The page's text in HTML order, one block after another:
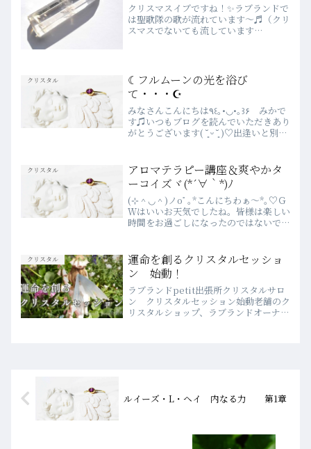
クリスマスイブですね！✨ラブランドで
は聖歌隊の歌が流れています～♬（クリ
スマスでないても流しています
レムリアンシードのお話です⛄レム...
クリスタル
☾フルムーンの光を浴び
て・・・☪
みなさんこんにちは٩꒰｡•◡•｡꒱۶ みかで
す♫いつもブログを読んでいただきあり
がとうございます( ˘͈ ᵕ ˘͈ )♡出逢いと別れ
でしょうか。皆さんにとって、...
クリスタル
アロマテラピー講座＆爽やかタ
ーコイズヾ(*´∀｀*)ﾉ
(⊹＾◡＾)ノoﾟ｡*こんにちわぁ～*｡♡Ｇ
Ｗはいいお天気でしたね。皆様は楽しい
時間をお過ごしになったのではないでし
いたします今日もまた薔薇が香り高く咲
い...
クリスタル
運命を創るクリスタルセッショ
ン 始動！
ラブランドpetit出張所クリスタルサロ
ン クリスタルセッション始動老舗のク
リスタルショップ、ラブランドオーナー
ルイーズ・L・ヘイ 内なる力 第1章